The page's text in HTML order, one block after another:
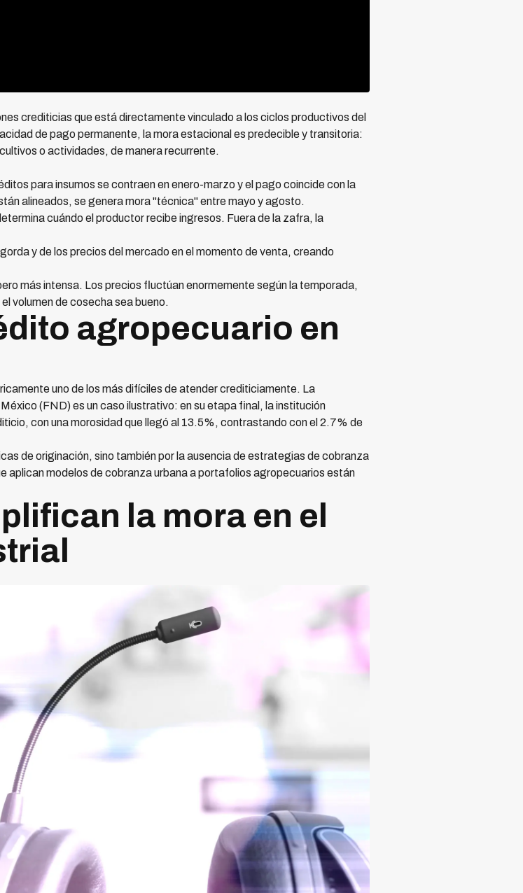
crediticias que está directamente vinculado a los ciclos productivos del
de pago permanente, la mora estacional es predecible y transitoria:
o actividades, de manera recurrente.
para insumos se contraen en enero-marzo y el pago coincide con la
alineados, se genera mora "técnica" entre mayo y agosto.
cuándo el productor recibe ingresos. Fuera de la zafra, la
y de los precios del mercado en el momento de venta, creando
más intensa. Los precios fluctúan enormemente según la temporada,
volumen de cosecha sea bueno.
agropecuario en
uno de los más difíciles de atender crediticiamente. La
(FND) es un caso ilustrativo: en su etapa final, la institución
con una morosidad que llegó al 13.5%, contrastando con el 2.7% de
de originación, sino también por la ausencia de estrategias de cobranza
aplican modelos de cobranza urbana a portafolios agropecuarios están
la mora en el